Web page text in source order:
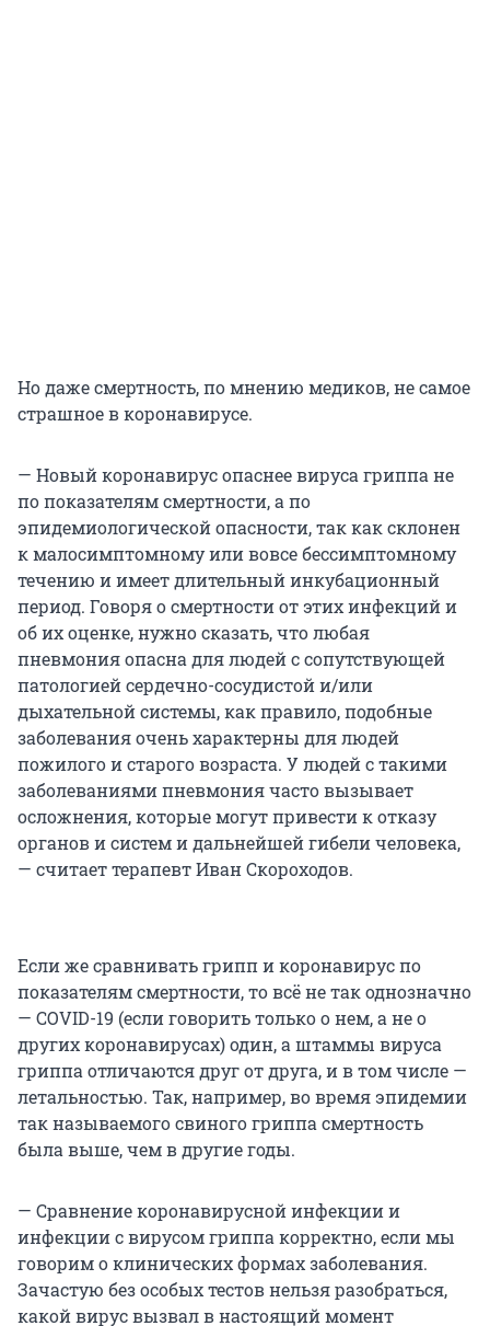
Но даже смертность, по мнению медиков, не самое
страшное в коронавирусе.
— Новый коронавирус опаснее вируса гриппа не
по показателям смертности, а по
эпидемиологической опасности, так как склонен
к малосимптомному или вовсе бессимптомному
течению и имеет длительный инкубационный
период. Говоря о смертности от этих инфекций и
об их оценке, нужно сказать, что любая
пневмония опасна для людей с сопутствующей
патологией сердечно-сосудистой и/или
дыхательной системы, как правило, подобные
заболевания очень характерны для людей
пожилого и старого возраста. У людей с такими
заболеваниями пневмония часто вызывает
осложнения, которые могут привести к отказу
органов и систем и дальнейшей гибели человека,
— считает терапевт Иван Скороходов.
Если же сравнивать грипп и коронавирус по
показателям смертности, то всё не так однозначно
— COVID-19 (если говорить только о нем, а не о
других коронавирусах) один, а штаммы вируса
гриппа отличаются друг от друга, и в том числе —
летальностью. Так, например, во время эпидемии
так называемого свиного гриппа смертность
была выше, чем в другие годы.
— Сравнение коронавирусной инфекции и
инфекции с вирусом гриппа корректно, если мы
говорим о клинических формах заболевания.
Зачастую без особых тестов нельзя разобраться,
какой вирус вызвал в настоящий момент